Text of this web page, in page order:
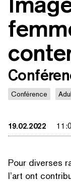
Conférence
19.02.2022
Pour diverses
l’art ont